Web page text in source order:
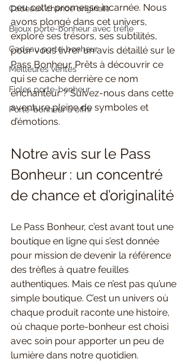
Cadeaux chance originale
Bijoux porte-bonheur avec trèfle
Cadeau porte-bonheur
Meilleures ventes
Fioles porte-bonheur
Porte-bonheur à offrir
peu cette promesse incarnée. Nous
avons plongé dans cet univers,
exploré ses trésors, ses subtilités,
pour vous livrer un avis détaillé sur le
Pass Bonheur. Prêts à découvrir ce
qui se cache derrière ce nom
enchanteur ? Suivez-nous dans cette
aventure pleine de symboles et
d’émotions.
Notre avis sur le Pass
Bonheur : un concentré
de chance et d’originalité
Le Pass Bonheur, c’est avant tout une
boutique en ligne qui s’est donnée
pour mission de devenir la référence
des trèfles à quatre feuilles
authentiques. Mais ce n’est pas qu’une
simple boutique. C’est un univers où
chaque produit raconte une histoire,
où chaque porte-bonheur est choisi
avec soin pour apporter un peu de
lumière dans notre quotidien.